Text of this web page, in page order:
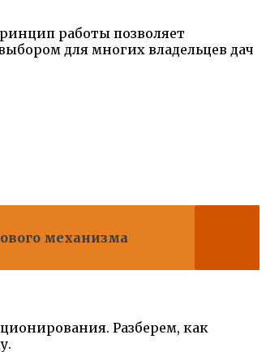
работы позволяет
для многих владельцев дач
механизма
Разберем, как